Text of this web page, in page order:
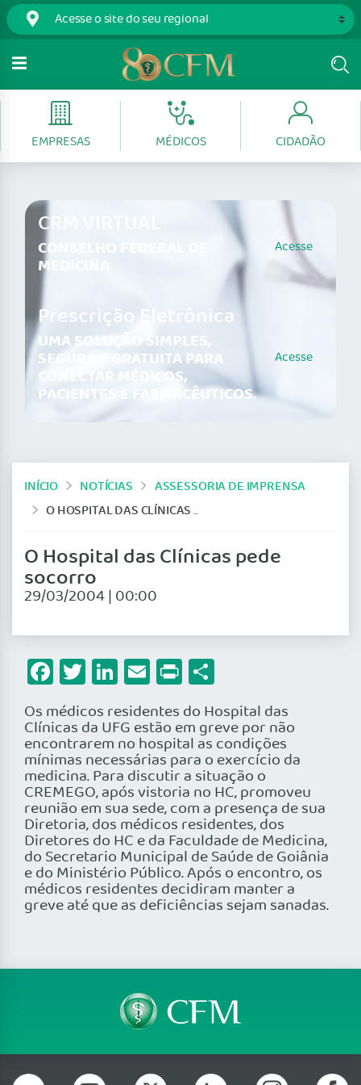
EMPRESAS MÉDICOS CIDADÃO
CRM VIRTUAL
CONSELHO FEDERAL DE
MEDICINA
Acesse
Prescrição Eletrônica
UMA SOLUÇÃO SIMPLES,
SEGURA E GRATUITA PARA
CONECTAR MÉDICOS,
PACIENTES E FARMACÊUTICOS.
Acesse
INÍCIO NOTÍCIAS
ASSESSORIA DE IMPRENSA
O HOSPITAL DAS CLÍNICAS PEDE SOCORRO
O Hospital das Clínicas pede
socorro
29/03/2004 | 00:00
Facebook
Twitter
LinkedIn
Email
Print
Os médicos residentes do Hospital das
Clínicas da UFG estão em greve por não
encontrarem no hospital as condições
mínimas necessárias para o exercício da
medicina. Para discutir a situação o
CREMEGO, após vistoria no HC, promoveu
reunião em sua sede, com a presença de sua
Diretoria, dos médicos residentes, dos
Diretores do HC e da Faculdade de Medicina,
do Secretario Municipal de Saúde de Goiânia
e do Ministério Público. Após o encontro, os
médicos residentes decidiram manter a
greve até que as deficiências sejam sanadas.